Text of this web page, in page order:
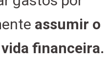
assumir o
financeira.